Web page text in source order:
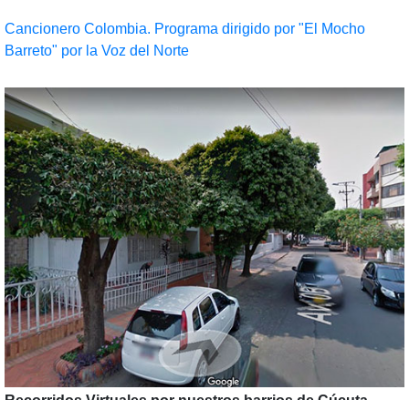
Cancionero Colombia. Programa dirigido por "El Mocho
Barreto" por la Voz del Norte